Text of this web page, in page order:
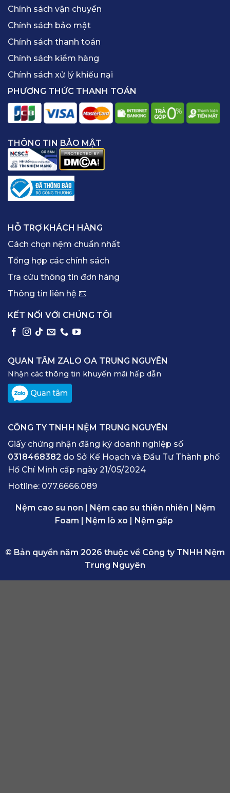
Chính sách vận chuyển
Chính sách bảo mật
Chính sách thanh toán
Chính sách kiểm hàng
Chính sách xử lý khiếu nại
PHƯƠNG THỨC THANH TOÁN
THÔNG TIN BẢO MẬT
HỖ TRỢ KHÁCH HÀNG
Cách chọn nệm chuẩn nhất
Tổng hợp các chính sách
Tra cứu thông tin đơn hàng
Thông tin liên hệ 📧
KẾT NỐI VỚI CHÚNG TÔI
QUAN TÂM ZALO OA TRUNG NGUYÊN
Nhận các thông tin khuyến mãi hấp dẫn
CÔNG TY TNHH NỆM TRUNG NGUYÊN
Giấy chứng nhận đăng ký doanh nghiệp số
0318468382 do Sở Kế Hoạch và Đầu Tư Thành phố
Hồ Chí Minh cấp ngày 21/05/2024
Hotline: 077.6666.089
Nệm cao su non Nệm cao su thiên nhiên
Nệm
Foam
Nệm lò xo Nệm gấp
© Bản quyền năm 2026 thuộc về Công ty TNHH Nệm
Trung Nguyên